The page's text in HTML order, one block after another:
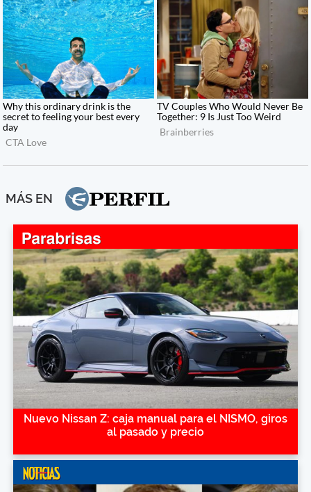
MÁS EN
Nuevo Nissan Z: caja manual para el NISMO, giros
al pasado y precio